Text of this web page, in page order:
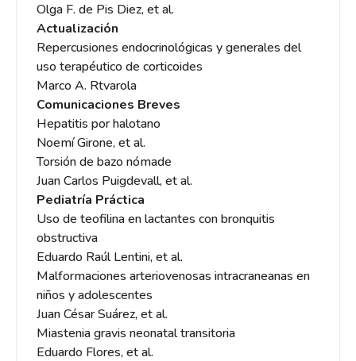
Olga F. de Pis Diez, et al.
Actualización
Repercusiones endocrinológicas y generales del
uso terapéutico de corticoides
Marco A. Rtvarola
Comunicaciones Breves
Hepatitis por halotano
Noemí Girone, et al.
Torsión de bazo nómade
Juan Carlos Puigdevall, et al.
Pediatría Práctica
Uso de teofilina en lactantes con bronquitis
obstructiva
Eduardo Raúl Lentini, et al.
Malformaciones arteriovenosas intracraneanas en
niños y adolescentes
Juan César Suárez, et al.
Miastenia gravis neonatal transitoria
Eduardo Flores, et al.